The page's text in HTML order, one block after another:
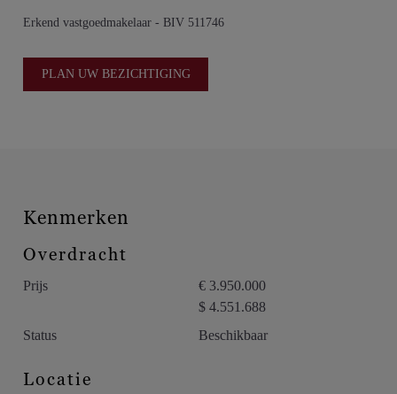
ontwikkelingsgebied creëren een woning die aansluit bij zowel
aantrekkelijk is voor kopers die op zoek zijn naar
Erkend vastgoedmakelaar - BIV 511746
PLAN UW BEZICHTIGING
Kenmerken
Overdracht
Prijs
€ 3.950.000
$ 4.551.688
Status
Beschikbaar
Locatie